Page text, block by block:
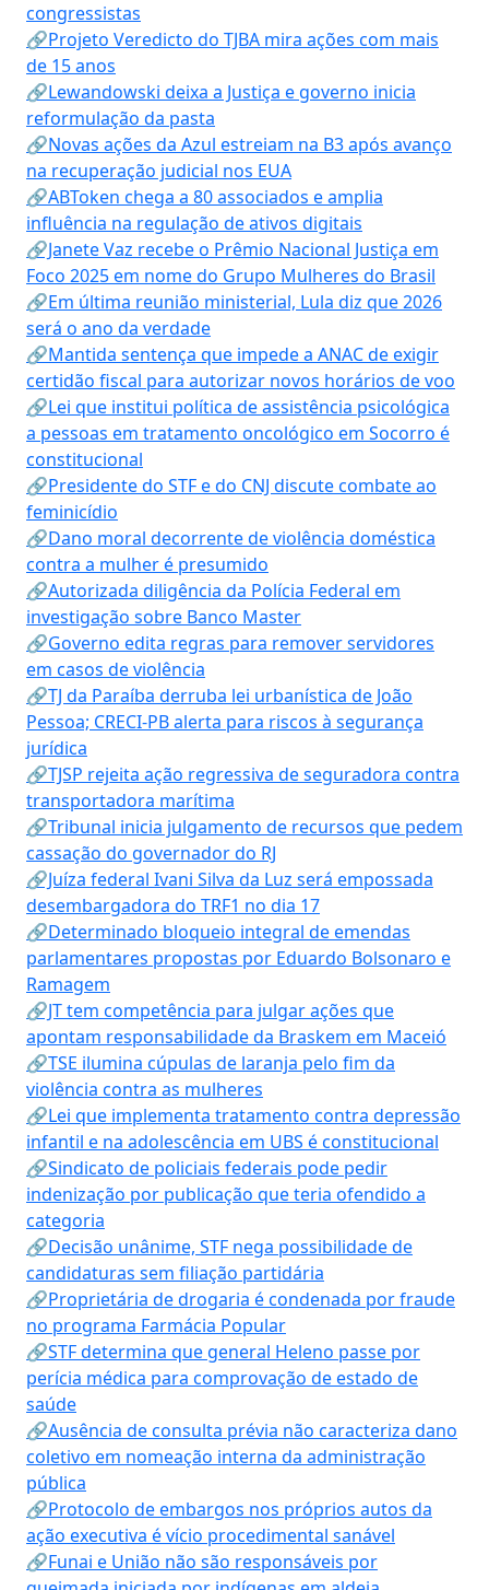
congressistas
🔗Projeto Veredicto do TJBA mira ações com mais
de 15 anos
🔗Lewandowski deixa a Justiça e governo inicia
reformulação da pasta
🔗Novas ações da Azul estreiam na B3 após avanço
na recuperação judicial nos EUA
🔗ABToken chega a 80 associados e amplia
influência na regulação de ativos digitais
🔗Janete Vaz recebe o Prêmio Nacional Justiça em
Foco 2025 em nome do Grupo Mulheres do Brasil
🔗Em última reunião ministerial, Lula diz que 2026
será o ano da verdade
🔗Mantida sentença que impede a ANAC de exigir
certidão fiscal para autorizar novos horários de voo
🔗Lei que institui política de assistência psicológica
a pessoas em tratamento oncológico em Socorro é
constitucional
🔗Presidente do STF e do CNJ discute combate ao
feminicídio
🔗Dano moral decorrente de violência doméstica
contra a mulher é presumido
🔗Autorizada diligência da Polícia Federal em
investigação sobre Banco Master
🔗Governo edita regras para remover servidores
em casos de violência
🔗TJ da Paraíba derruba lei urbanística de João
Pessoa; CRECI-PB alerta para riscos à segurança
jurídica
🔗TJSP rejeita ação regressiva de seguradora contra
transportadora marítima
🔗Tribunal inicia julgamento de recursos que pedem
cassação do governador do RJ
🔗Juíza federal Ivani Silva da Luz será empossada
desembargadora do TRF1 no dia 17
🔗Determinado bloqueio integral de emendas
parlamentares propostas por Eduardo Bolsonaro e
Ramagem
🔗JT tem competência para julgar ações que
apontam responsabilidade da Braskem em Maceió
🔗TSE ilumina cúpulas de laranja pelo fim da
violência contra as mulheres
🔗Lei que implementa tratamento contra depressão
infantil e na adolescência em UBS é constitucional
🔗Sindicato de policiais federais pode pedir
indenização por publicação que teria ofendido a
categoria
🔗Decisão unânime, STF nega possibilidade de
candidaturas sem filiação partidária
🔗Proprietária de drogaria é condenada por fraude
no programa Farmácia Popular
🔗STF determina que general Heleno passe por
perícia médica para comprovação de estado de
saúde
🔗Ausência de consulta prévia não caracteriza dano
coletivo em nomeação interna da administração
pública
🔗Protocolo de embargos nos próprios autos da
ação executiva é vício procedimental sanável
🔗Funai e União não são responsáveis por